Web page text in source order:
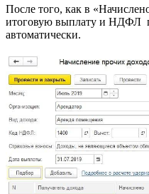
После того, как в
итоговую выплату и НДФЛ
автоматически.